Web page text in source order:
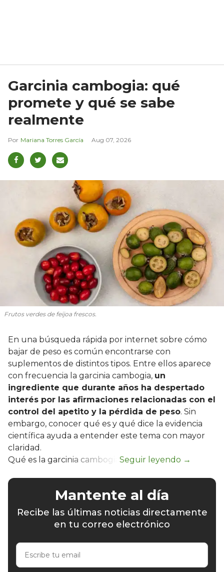
Garcinia cambogia: qué
promete y qué se sabe
realmente
Mariana Torres García Aug 07, 2026
Frutos verdes de feijoa frescos.
En una búsqueda rápida por internet sobre cómo
bajar de peso es común encontrarse con
suplementos de distintos tipos. Entre ellos aparece
con frecuencia la garcinia cambogia, un
ingrediente que durante años ha despertado
interés por las afirmaciones relacionadas con el
control del apetito y la pérdida de peso. Sin
embargo, conocer qué es y qué dice la evidencia
científica ayuda a entender este tema con mayor
claridad.
Qué es la garcinia cambogia
Mantente al día
Recibe las últimas noticias directamente
en tu correo electrónico
Escribe
email